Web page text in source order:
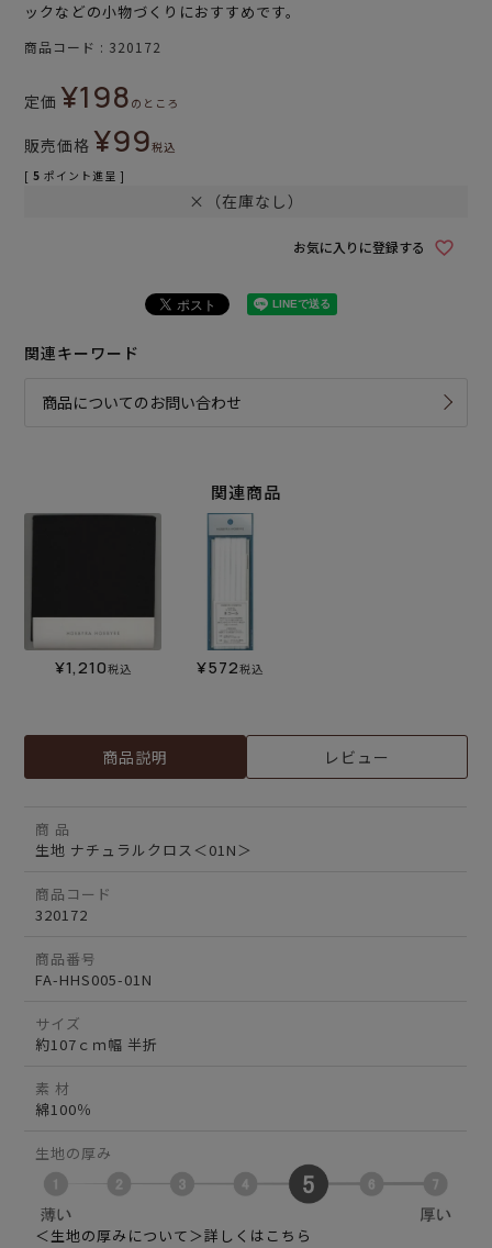
ックなどの小物づくりにおすすめです。
商品コード 320172
定価 ¥198 のところ
販売価格 ¥99税込
[ 5 ポイント進呈 ]
×（在庫なし）
お気に入りに登録する
関連キーワード
商品についてのお問い合わせ
関連商品
¥1,210税込 ¥572税込
商品説明 レビュー
商 品
生地 ナチュラルクロス＜01N＞
商品コード
320172
商品番号
FA-HHS005-01N
サイズ
約107ｃｍ幅 半折
素 材
綿100％
生地の厚み
＜生地の厚みについて＞詳しくはこちら